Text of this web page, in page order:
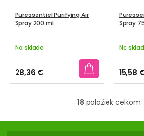
Puressentiel Purifying Air
Spray 200 ml
Na sklade
28,36 €
Spray
Na
15,58
O
v
l
18 položiek celkom
Z